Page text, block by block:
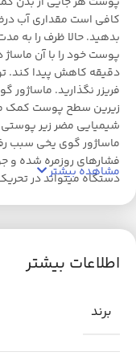
کافی است مقداری آب
دقیقه کاهش پیدا کند.
فریزر نگذارید. ماساژور
زیرین سطح پوست کمک
شیمیایی مضر زیر
ماساژور گوی یخی سبب
فشارهای روزمره شده و
دستگاه میتواند در
صورت ریتمیک از سری
درنتیجه به تقویت
پوست به روشن شدن هر
صورت کمک می کند.در
صورت خود در عذاب
مشاهده بیشتر
اطلاعات بیشتر
برند